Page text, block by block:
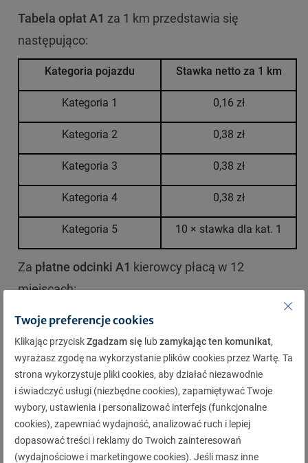
Tabela opłat A1 za 1 km przedstawia się
następująco:
Kategoria pojazdu Stawka netto za 1 km
Kategoria 1 0,16 zł
Kategoria 2 0,38 zł
Kategoria 3 0,38 zł
Kategoria 4 0,38 zł
Kategoria 5 10 × stawka dla kat. 1
Za płatne odcinki A1 kierowcy płacą w 12
miejscach:
PPO Rusocin
SPO Stanisławie
SPO Swarożyn
SPO Pelplin
SPO Kopytkowo
SPO Warlubie
SPO Nowe Marzy
Twoje preferencje cookies
Klikając przyciskZgadzam się lubzamykając ten komunikat,
wyrażasz zgodę na wykorzystanie plików cookies przez Wartę. Ta
strona wykorzystuje pliki cookies, aby działać niezawodnie
i świadczyć usługi (niezbędne cookies), zapamiętywać Twoje
wybory, ustawienia i personalizować interfejs (funkcjonalne
cookies), zapewniać wydajność, analizować ruch i lepiej
dopasować treści i reklamy do Twoich zainteresowań
(wydajnościowe i marketingowe cookies). Jeśli masz inne